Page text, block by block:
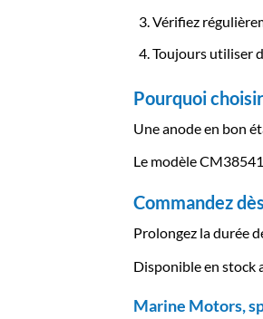
Vérifiez
Toujours utiliser
Pourquoi
Une anode en bon
Le modèle
Commandez
Prolongez la durée
Disponible en stock
Marine Motors,